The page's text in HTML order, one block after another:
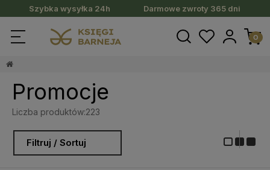
Szybka wysyłka 24h Darmowe zwroty 365 dni
Promocje
Liczba produktów:223
Filtruj / Sortuj